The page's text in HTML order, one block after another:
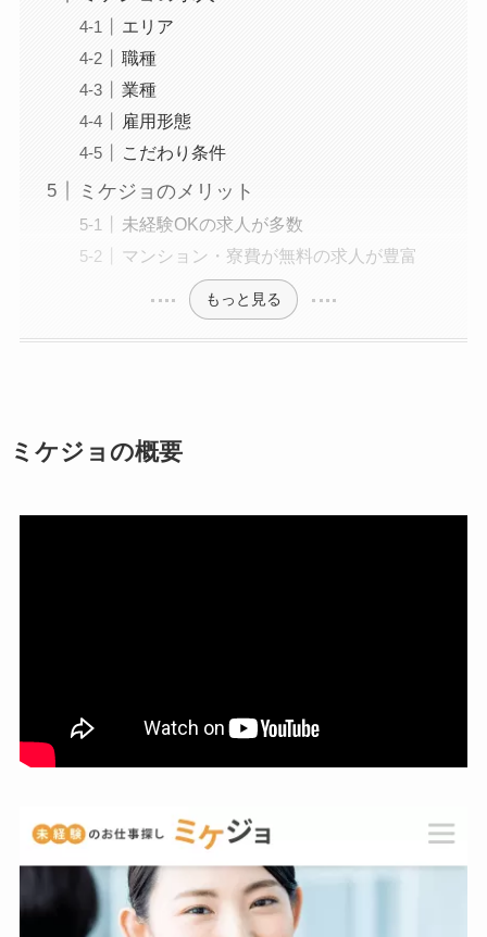
エリア
職種
業種
雇用形態
こだわり条件
ミケジョのメリット
未経験OKの求人が多数
マンション・寮費が無料の求人が豊富
もっと見る
ミケジョの概要